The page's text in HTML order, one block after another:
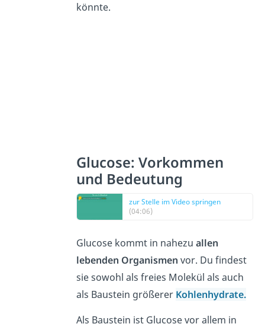
könnte.
Glucose: Vorkommen
und Bedeutung
zur Stelle im Video springen
(04:06)
Glucose kommt in nahezu allen
lebenden Organismen vor. Du findest
sie sowohl als freies Molekül als auch
als Baustein größerer Kohlenhydrate.
Als Baustein ist Glucose vor allem in